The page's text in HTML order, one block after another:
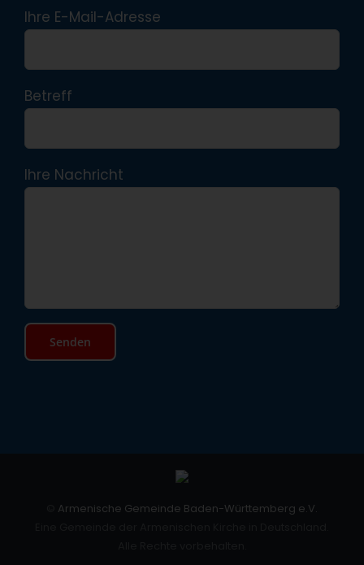
Ihre E-Mail-Adresse
Betreff
Ihre Nachricht
Armenische Gemeinde Baden-Württemberg e.V.